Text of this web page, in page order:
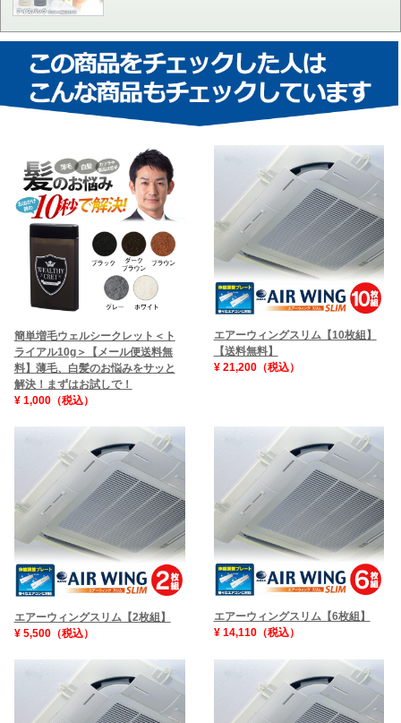
簡単増毛ウェルシークレット＜ト
ライアル10g＞【メール便送料無
料】薄毛、白髪のお悩みをサッと
解決！まずはお試しで！
¥ 1,000（税込）
エアーウィングスリム【10枚組】
【送料無料】
¥ 21,200（税込）
エアーウィングスリム【2枚組】
¥ 5,500（税込）
エアーウィングスリム【6枚組】
¥ 14,110（税込）